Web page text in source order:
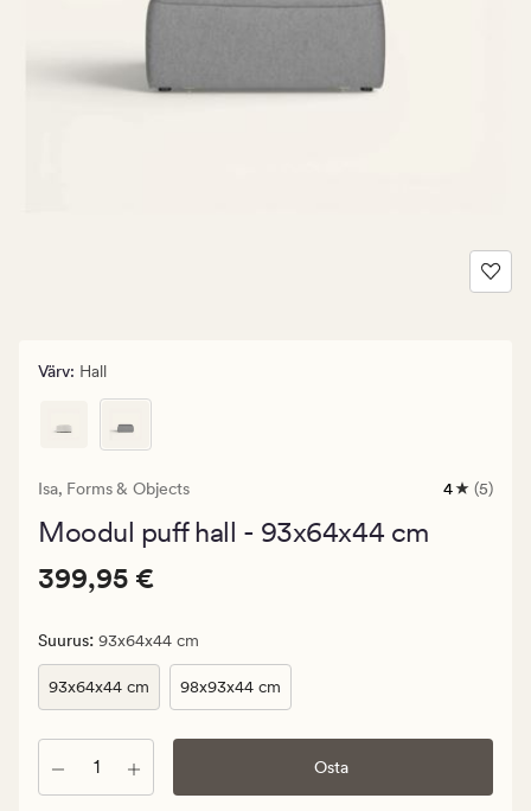
Värv: Hall
Isa, Forms & Objects
5
4 (5)
Moodul puff hall - 93x64x44 cm
Pris_ee
399,95
pris_ee
399,95
€
Pris_ee 399,95 €
399,95 €
Suurus: 93x64x44 cm
93x64x44 cm 98x93x44 cm
Kogus Osta